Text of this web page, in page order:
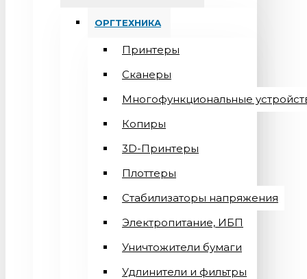
ОРГТЕХНИКА
Принтеры
Сканеры
Многофункциональные
Копиры
3D-Принтеры
Плоттеры
Стабилизаторы напряжения
Электропитание, ИБП
Уничтожители бумаги
Удлинители и фильтры